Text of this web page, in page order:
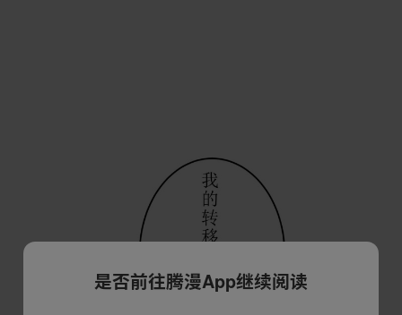
是否前往腾漫App继续阅读